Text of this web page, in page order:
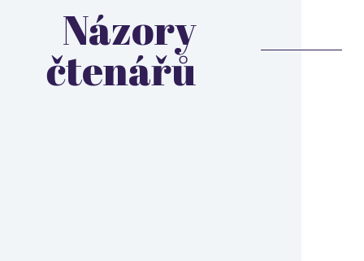
Názory
čtenářů